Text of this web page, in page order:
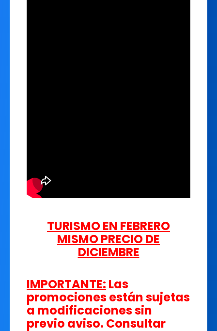
TURISMO EN FEBRERO
MISMO PRECIO DE
DICIEMBRE
IMPORTANTE: Las
promociones están sujetas
a modificaciones sin
previo aviso. Consultar